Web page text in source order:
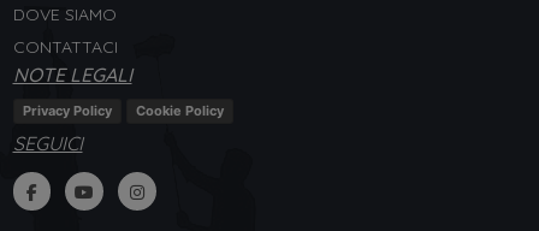
DOVE SIAMO
CONTATTACI
NOTE LEGALI
Privacy Policy Cookie Policy
SEGUICI